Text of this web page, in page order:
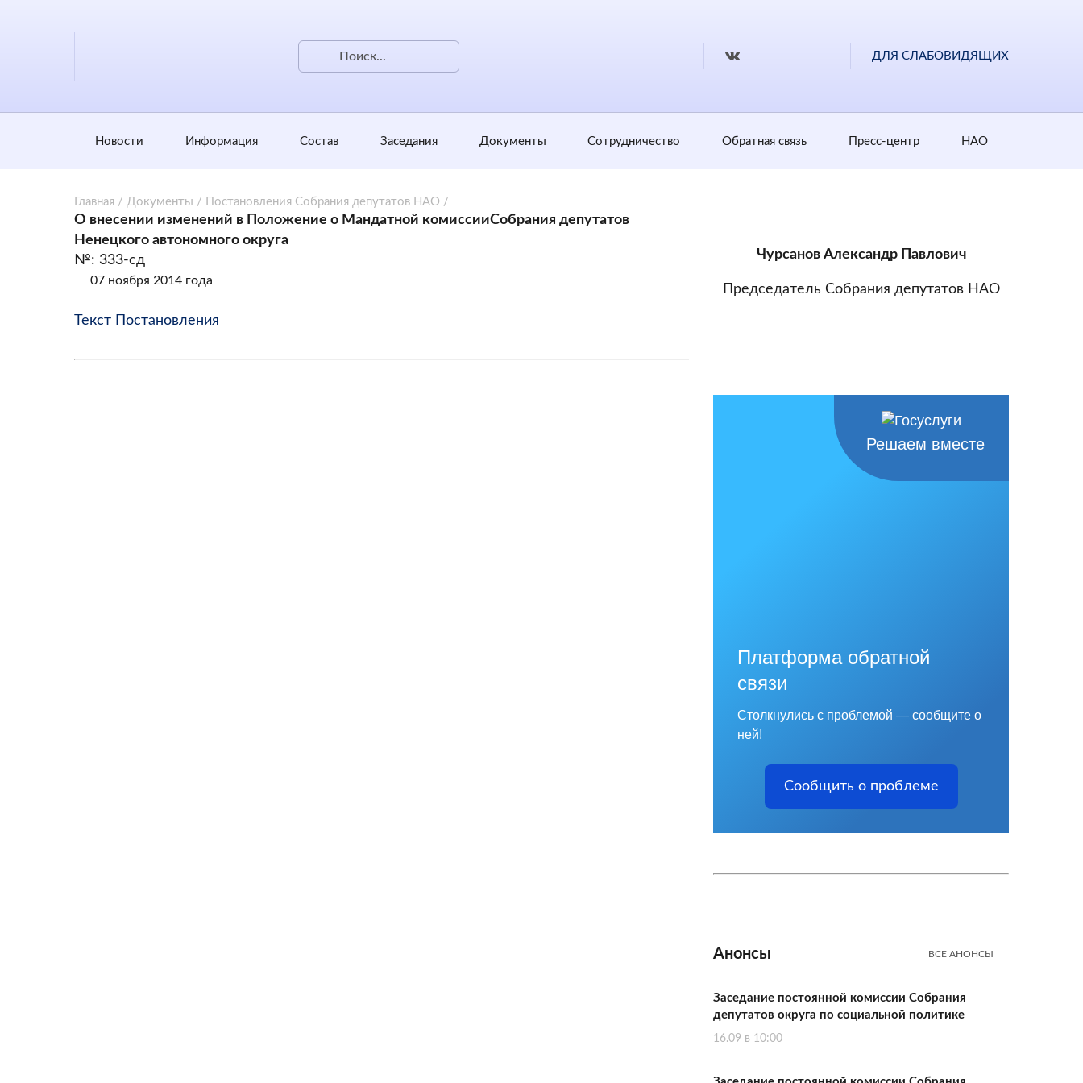
ДЛЯ СЛАБОВИДЯЩИХ
Новости Информация Состав Заседания Документы Сотрудничество Обратная cвязь Пресс-центр НАО
Главная / Документы / Постановления Собрания депутатов НАО /
О внесении изменений в Положение о Мандатной комиссииСобрания депутатов
Ненецкого автономного округа
№: 333-сд
07 ноября 2014 года
Текст Постановления
Чурсанов Александр Павлович
Председатель Собрания депутатов НАО
Решаем вместе
Платформа обратной
связи
Столкнулись с проблемой — сообщите о
ней!
Сообщить о проблеме
Анонсы ВСЕ АНОНСЫ
Заседание постоянной комиссии Собрания
депутатов округа по социальной политике
16.09 в 10:00